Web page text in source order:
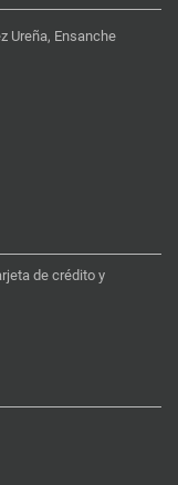
Ureña, Ensanche
de crédito y